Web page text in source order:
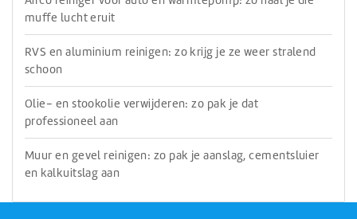
muffe lucht eruit
RVS en aluminium reinigen: zo krijg je ze weer stralend
schoon
Olie- en stookolie verwijderen: zo pak je dat
professioneel aan
Muur en gevel reinigen: zo pak je aanslag, cementsluier
en kalkuitslag aan